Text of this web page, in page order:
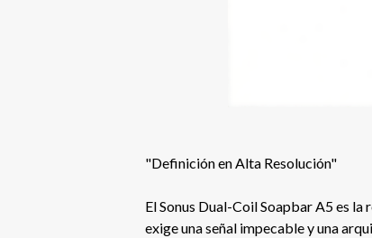
"Definición en Alta Resolución"
El Sonus Dual-Coil Soapbar A5 es
exige una señal impecable y una